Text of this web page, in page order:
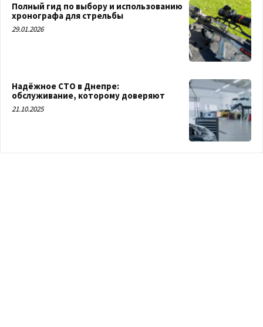
Полный гид по выбору и использованию
хронографа для стрельбы
29.01.2026
Надёжное СТО в Днепре:
обслуживание, которому доверяют
21.10.2025